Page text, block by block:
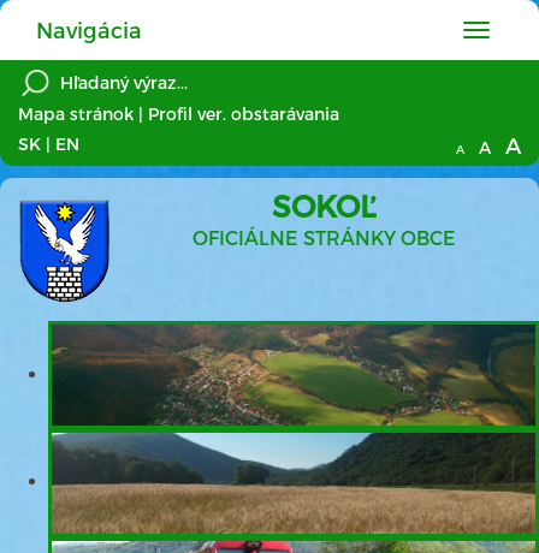
Hlavné
menu
Navigácia
Mapa stránok | Profil ver. obstarávania
SK | EN A A A
SOKOĽ
OFICIÁLNE STRÁNKY OBCE